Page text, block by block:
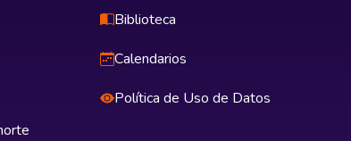
Biblioteca
Calendarios
Política de Uso de Datos